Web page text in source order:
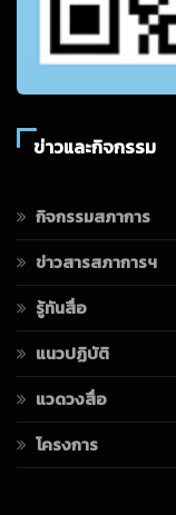
ข่าวและกิจกรรม
กิจกรรมสภาการ
ข่าวสารสภาการฯ
รู้ทันสื่อ
แนวปฏิบัติ
แวดวงสื่อ
โครงการ